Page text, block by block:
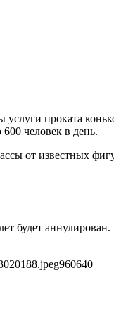
проката
человек в день.
от известных
будет
960640